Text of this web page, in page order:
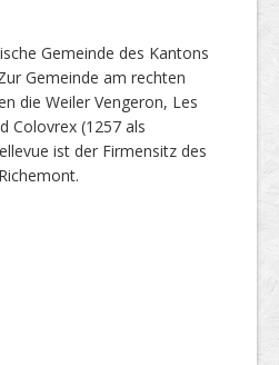
Gemeinde des Kantons
Gemeinde am rechten
die Weiler Vengeron, Les
Colovrex (1257 als
ist der Firmensitz des